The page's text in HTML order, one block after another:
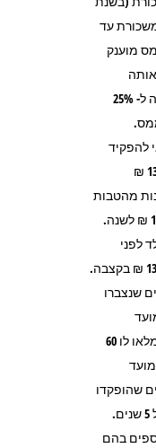
עד
ממס מוענק
עולה על 5% מאותה
ההכנסה. סכום הזיכוי ממס שווה ל- 25%
1.1.1961 רשאי להפקיד
בהון רק אם הפקיד תחילה 13,000 ₪
מהטבות
מס עד הכנסה כוללת של 172,800 ₪ לשנה.
לפני
שנצברו
ממועד
ההפקדה הראשון בקופה, ואם מלאו לו 60
שנים ממועד
שהופקדו
מינואר 2006 רק בגיל 60+וותק של 5 שנים.
בהם